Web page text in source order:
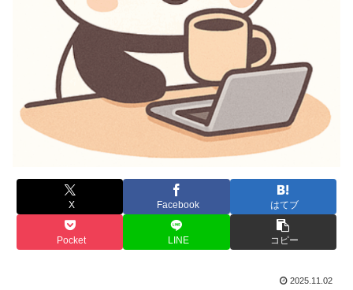
X Facebook はてブ
Pocket LINE コピー
2025.11.02